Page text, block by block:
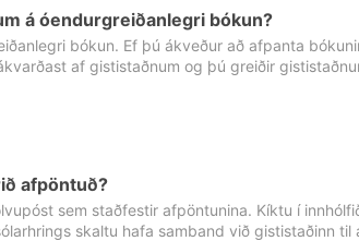
á óendurgreiðanlegri bókun?
bókun. Ef þú ákveður að afpanta
af gististaðnum og þú greiðir
afpöntuð?
sem staðfestir afpöntunina. Kíktu í
skaltu hafa samband við gististaðinn til